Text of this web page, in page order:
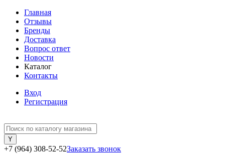
Главная
Отзывы
Бренды
Доставка
Вопрос ответ
Новости
Каталог
Контакты
Вход
Регистрация
+7 (964) 308-52-52Заказать звонок